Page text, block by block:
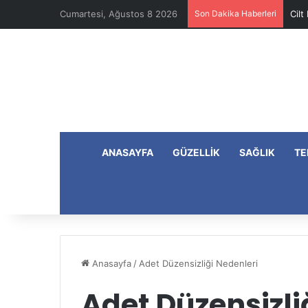
Cumartesi, Ağustos 8 2026 Son Dakika Haberleri Cilt
ANASAYFA GÜZELLIK SAĞLIK
Anasayfa / Adet Düzensizliği Nedenleri